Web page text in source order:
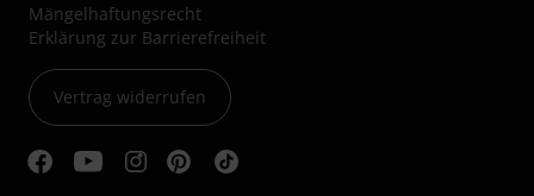
Mängelhaftungsrecht
Erklärung zur Barrierefreiheit
Vertrag widerrufen